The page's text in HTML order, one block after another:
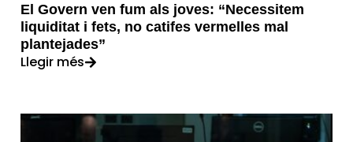
El Govern ven fum als joves: “Necessitem
liquiditat i fets, no catifes vermelles mal
plantejades”
Llegir més